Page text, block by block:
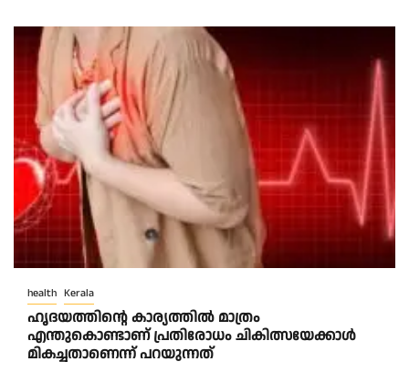
health Kerala
ഹൃദയത്തിന്റെ കാര്യത്തിൽ മാത്രം
എന്തുകൊണ്ടാണ് പ്രതിരോധം ചികിത്സയേക്കാൾ
മികച്ചതാണെന്ന് പറയുന്നത്